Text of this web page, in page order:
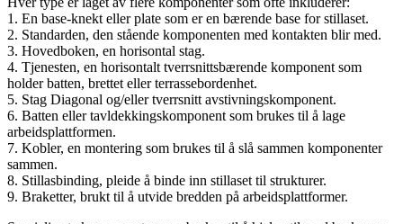
1. En base-knekt eller plate som er en bærende base for stillaset.
2. Standarden, den stående komponenten med kontakten blir med.
3. Hovedboken, en horisontal stag.
4. Tjenesten, en horisontalt tverrsnittsbærende komponent som
holder batten, brettet eller terrassebordenhet.
5. Stag Diagonal og/eller tverrsnitt avstivningskomponent.
6. Batten eller tavldekkingskomponent som brukes til å lage
arbeidsplattformen.
7. Kobler, en montering som brukes til å slå sammen komponenter
sammen.
8. Stillasbinding, pleide å binde inn stillaset til strukturer.
9. Braketter, brukt til å utvide bredden på arbeidsplattformer.